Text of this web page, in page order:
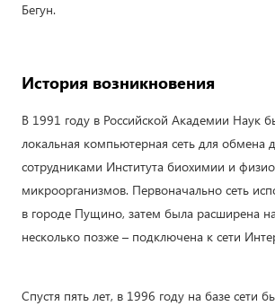
Бегун.
История возникновения
В 1991 году в Российской Академии Наук
локальная компьютерная сеть для
сотрудниками Института биохимии и
микроорганизмов. Первоначально сеть
в городе Пущино, затем была расширена
несколько позже – подключена к сети
Спустя пять лет, в 1996 году на базе сети